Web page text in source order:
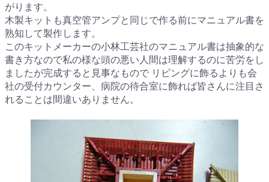
がります。
木製キットも真空管アンプと同じで作る前にマニュアル書を
熟知して製作します。
このキットメーカーの小林工芸社のマニュアル書は抽象的な
書き方なので私の様な頭の悪い人間は理解するのに苦労をし
ましたが完成すると見事なもので リビングに飾るよりも会
社の受付カウンター、病院の待合室に飾れば皆さんに注目さ
れることは間違いありません。